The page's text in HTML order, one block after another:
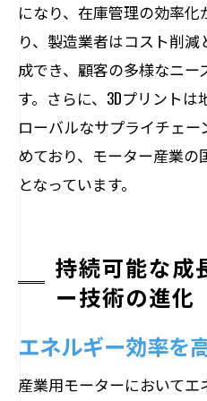
になり、在庫管理の効率化
り、製造業者はコスト削
成でき、顧客の多様なニ
す。さらに、3Dプリント
ローバルなサプライチェ
めており、モーター産業
となっています。
持続可能な成
ー技術の進化
エネルギー効率を
産業用モーターにおいて